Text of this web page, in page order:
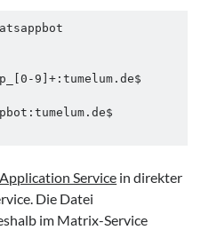
Application Service in direkter
Die Datei
im Matrix-Service